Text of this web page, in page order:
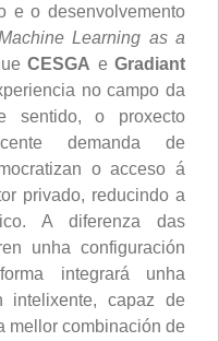
e o desenvolvemento
Learning as a
CESGA e Gradiant
no campo da
sentido, o proxecto
demanda de
o acceso á
privado, reducindo a
A diferenza das
unha configuración
integrará unha
intelixente, capaz de
mellor combinación de